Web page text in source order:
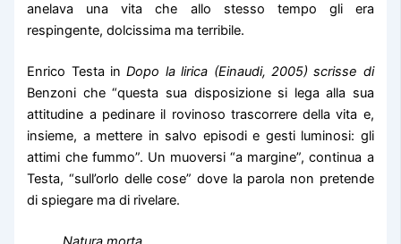
anelava una vita che allo stesso tempo gli era
respingente, dolcissima ma terribile.
Enrico Testa inDopo la lirica (Einaudi, 2005) scrisse di
Benzoni che “questa sua disposizione si lega alla sua
attitudine a pedinare il rovinoso trascorrere della vita e,
insieme, a mettere in salvo episodi e gesti luminosi: gli
attimi che fummo”. Un muoversi “a margine”, continua a
Testa, “sull’orlo delle cose” dove la parola non pretende
di spiegare ma di rivelare.